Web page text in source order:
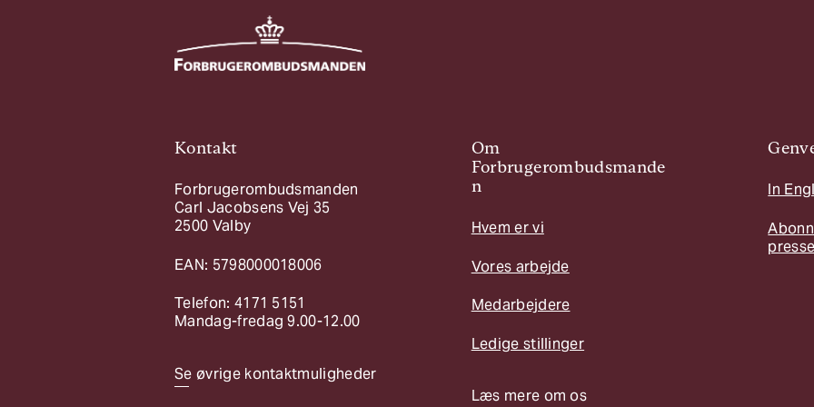
Kontakt
Forbrugerombudsmanden
Carl Jacobsens Vej 35
2500 Valby
EAN: 5798000018006
Telefon: 4171 5151
Mandag-fredag 9.00-12.00
Se øvrige kontaktmuligheder
Om
Forbrugerombudsmande
n
Hvem er vi
Vores arbejde
Medarbejdere
Ledige stillinger
Læs mere om os
In